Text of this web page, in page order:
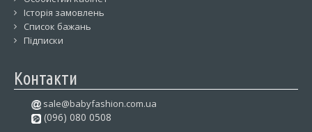
Історія замовлень
Список бажань
Підписки
Контакти
sale@babyfashion.com.ua
(096) 080 0508